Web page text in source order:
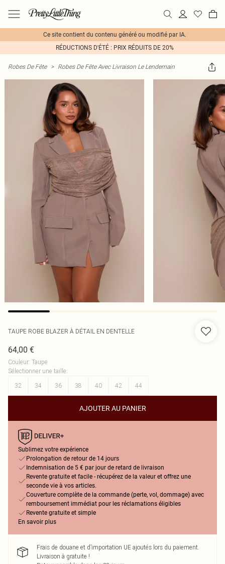
Ce site contient du contenu généré ou modifié par IA.
RÉDUCTIONS D'ÉTÉ : PRIX RÉDUITS DE 20%
Robes De Fête > Robes De Fête Avec Livraison Le Lendemain
TAUPE ROBE BLAZER À DÉTAIL EN DENTELLE
64,00 €
Couleur: Taupe
Sélectionner une taille:
32
34 36 38 40 42 44
AJOUTER AU PANIER
Sublimez votre expérience
Prolongation de retour de 14 jours
Indemnisation de 5 € par jour de retard de livraison
Revente gratuite et facile - récupérez de la valeur et offrez une
seconde vie à vos articles.
Couverture complète de la commande (perte, vol, dommage) avec
remboursement immédiat pour les réclamations éligibles
Revente gratuite et simple
En savoir plus
Frais de douane et d’importation UE ajoutés lors du paiement.
Livraison à gratuite !